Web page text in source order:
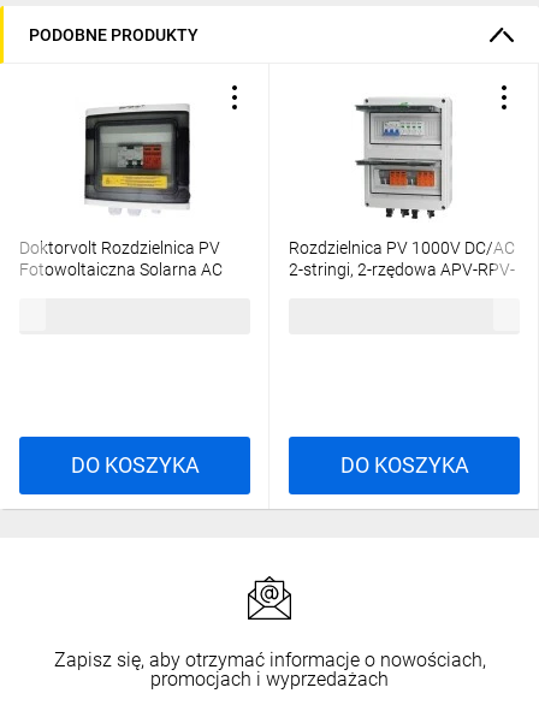
PODOBNE PRODUKTY
Doktorvolt Rozdzielnica PV
Fotowoltaiczna Solarna AC
DO KOSZYKA
Rozdzielnica PV 1000V DC/AC
2-stringi, 2-rzędowa APV-RPV-
DO KOSZYKA
Zapisz się, aby otrzymać informacje o nowościach,
promocjach i wyprzedażach